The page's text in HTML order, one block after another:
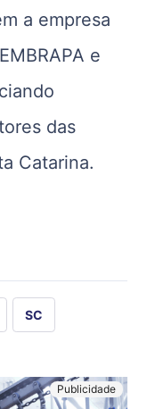
a empresa
e
das
Catarina.
SC